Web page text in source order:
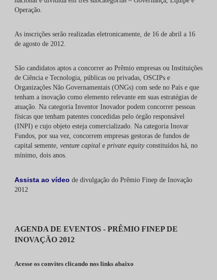
Operação.
As inscrições serão realizadas eletronicamente, de 16 de abril a 16
de agosto de 2012.
São candidatos aptos a concorrer ao Prêmio empresas ou Instituições
de Ciência e Tecnologia, públicas ou privadas, OSCIPs e
Organizações Não Governamentais (ONGs) com sede no País e que
tenham a inovação como elemento relevante em suas estratégias de
atuação. Na categoria Inventor Inovador podem concorrer pessoas
físicas que tenham patentes concedidas pelo órgão responsável
(INPI) e cujo objeto esteja comercializado. Na categoria Inovar
Fundos, por sua vez, concorrem empresas gestoras de fundos de
capital semente, venture capital e private equity constituídos há, no
mínimo, dois anos.
Assista ao vídeo de divulgação do Prêmio Finep de Inovação
2012
AGENDA DE EVENTOS - PRÊMIO FINEP DE
INOVAÇÃO 2012
Acesse os convites clicando nos links abaixo